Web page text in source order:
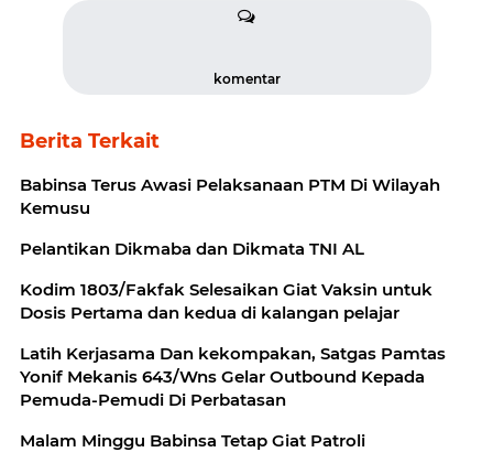
komentar
Berita Terkait
Babinsa Terus Awasi Pelaksanaan PTM Di Wilayah
Kemusu
Pelantikan Dikmaba dan Dikmata TNI AL
Kodim 1803/Fakfak Selesaikan Giat Vaksin untuk
Dosis Pertama dan kedua di kalangan pelajar
Latih Kerjasama Dan kekompakan, Satgas Pamtas
Yonif Mekanis 643/Wns Gelar Outbound Kepada
Pemuda-Pemudi Di Perbatasan
Malam Minggu Babinsa Tetap Giat Patroli